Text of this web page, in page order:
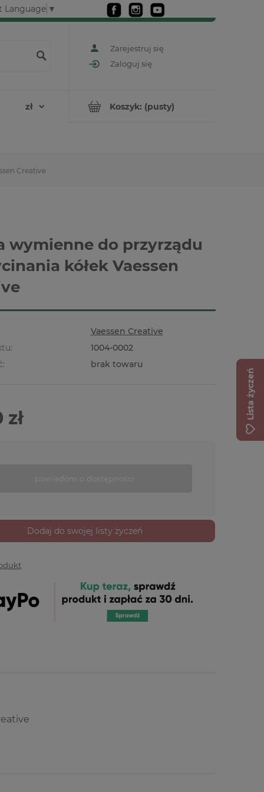
Language ▼
Zarejestruj się
Zaloguj się
Koszyk: (pusty)
Creative
wymienne do przyrządu
kółek Vaessen
Vaessen Creative
1004-0002
brak towaru
zł
Dodaj do swojej listy życzeń
Lista życzeń